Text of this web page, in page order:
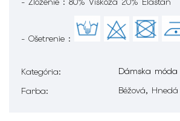
- Ošetrenie :
Kategória:
Dámska móda
Farba: Béžová, Hnedá